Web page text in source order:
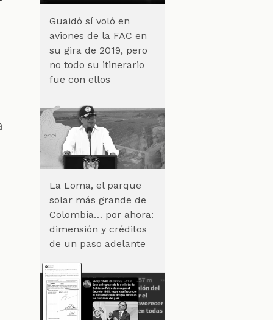
Guaidó sí voló en
aviones de la FAC en
su gira de 2019, pero
no todo su itinerario
fue con ellos
La Loma, el parque
solar más grande de
Colombia… por ahora:
dimensión y créditos
de un paso adelante